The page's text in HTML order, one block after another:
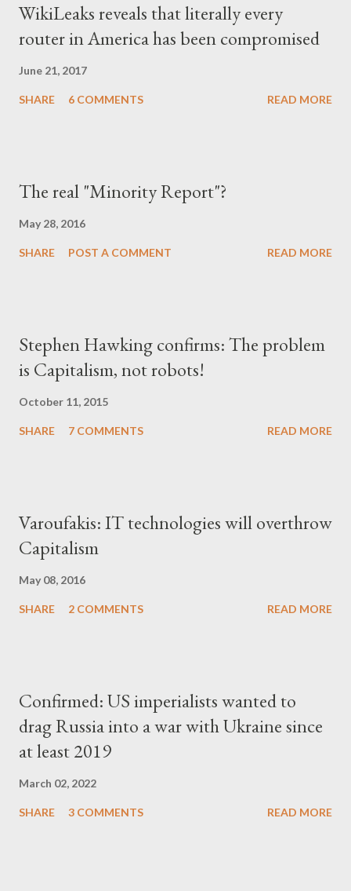
μετά την πτώση του καθεστώτος. Έγινε καχύποπτος με τον
δίπλα του, αλλά και με το ίδιο το κράτος (όχι άδικα στις
"χαμένη αθωότητ...
WikiLeaks reveals that literally every
router in America has been compromised
June 21, 2017
SHARE 6 COMMENTS READ MORE
The real "Minority Report"?
May 28, 2016
SHARE POST A COMMENT READ MORE
Stephen Hawking confirms: The problem
is Capitalism, not robots!
October 11, 2015
SHARE 7 COMMENTS READ MORE
Varoufakis: IT technologies will overthrow
Capitalism
May 08, 2016
SHARE 2 COMMENTS READ MORE
Confirmed: US imperialists wanted to
drag Russia into a war with Ukraine since
at least 2019
March 02, 2022
SHARE 3 COMMENTS READ MORE